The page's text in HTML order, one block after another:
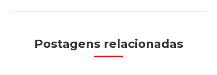
Postagens relacionadas